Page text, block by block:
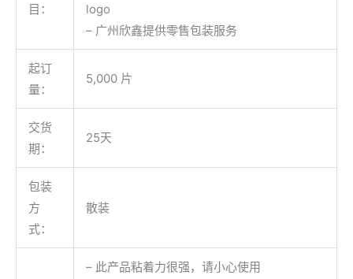
目：
logo
– 广州欣鑫提供零售包装服务
起订
量：
5,000 片
交货
期：
25天
包装
方
式：
散装
– 此产品粘着力很强，请小心使用